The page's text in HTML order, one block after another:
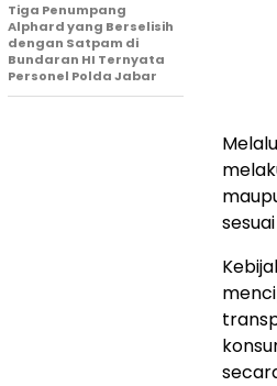
Tiga Penumpang
Alphard yang Berselisih
dengan Satpam di
Bundaran HI Ternyata
Personel Polda Jabar